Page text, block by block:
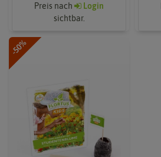
Preis nach
Login
sichtbar.
-50%